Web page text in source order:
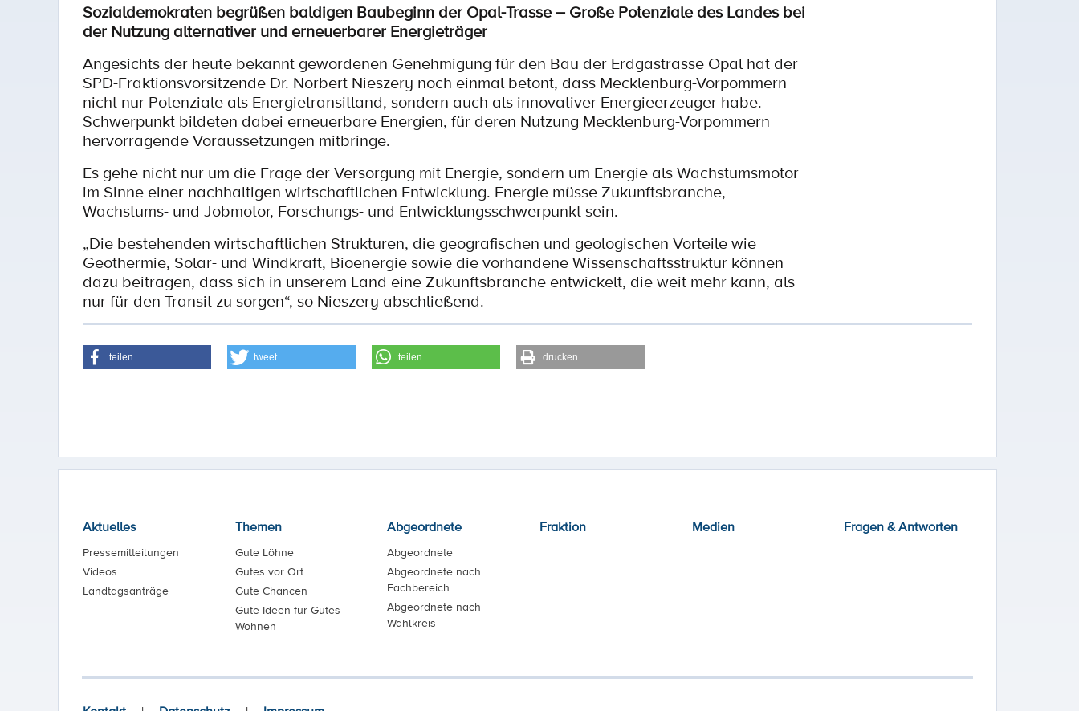
Sozialdemokraten begrüßen baldigen Baubeginn der Opal-Trasse – Große Potenziale des Landes bei
der Nutzung alternativer und erneuerbarer Energieträger
Angesichts der heute bekannt gewordenen Genehmigung für den Bau der Erdgastrasse Opal hat der
SPD-Fraktionsvorsitzende Dr. Norbert Nieszery noch einmal betont, dass Mecklenburg-Vorpommern
nicht nur Potenziale als Energietransitland, sondern auch als innovativer Energieerzeuger habe.
Schwerpunkt bildeten dabei erneuerbare Energien, für deren Nutzung Mecklenburg-Vorpommern
hervorragende Voraussetzungen mitbringe.
Es gehe nicht nur um die Frage der Versorgung mit Energie, sondern um Energie als Wachstumsmotor
im Sinne einer nachhaltigen wirtschaftlichen Entwicklung. Energie müsse Zukunftsbranche,
Wachstums- und Jobmotor, Forschungs- und Entwicklungsschwerpunkt sein.
„Die bestehenden wirtschaftlichen Strukturen, die geografischen und geologischen Vorteile wie
Geothermie, Solar- und Windkraft, Bioenergie sowie die vorhandene Wissenschaftsstruktur können
dazu beitragen, dass sich in unserem Land eine Zukunftsbranche entwickelt, die weit mehr kann, als
nur für den Transit zu sorgen“, so Nieszery abschließend.
teilen tweet teilen drucken
Aktuelles
Pressemitteilungen
Videos
Landtagsanträge
Themen
Gute Löhne
Gutes vor Ort
Gute Chancen
Gute Ideen für Gutes
Wohnen
Abgeordnete
Abgeordnete
Abgeordnete nach
Fachbereich
Abgeordnete nach
Wahlkreis
Fraktion Medien Fragen & Antworten